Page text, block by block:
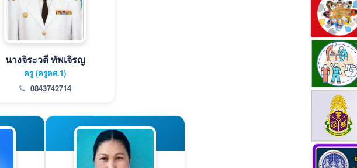
นางจิระวดี ทัพเจิรญ
ครู (ครูคศ.1)
0843742714